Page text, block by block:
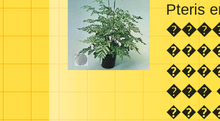
Pteris
���